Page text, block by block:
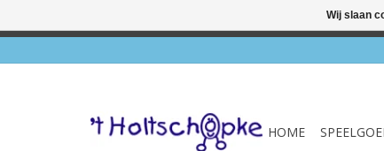
HOME
Wij slaan
✔